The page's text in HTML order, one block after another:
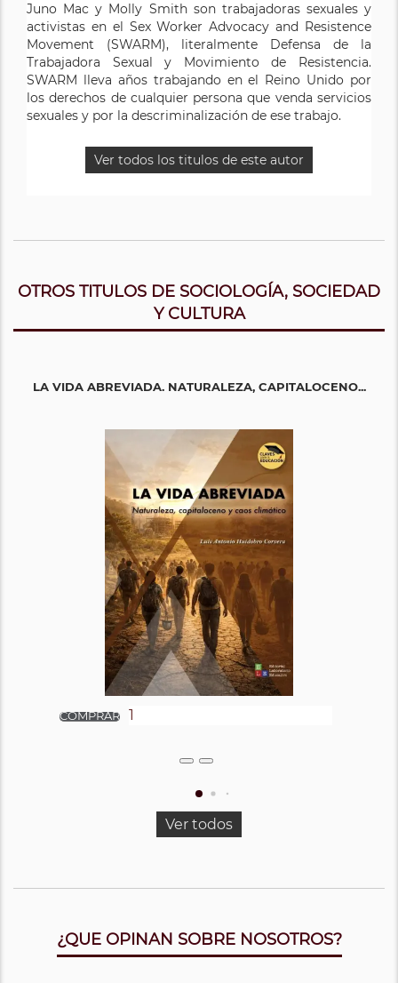
Juno Mac y Molly Smith son trabajadoras sexuales y
activistas en el Sex Worker Advocacy and Resistence
Movement (SWARM), literalmente Defensa de la
Trabajadora Sexual y Movimiento de Resistencia.
SWARM lleva años trabajando en el Reino Unido por
los derechos de cualquier persona que venda servicios
sexuales y por la descriminalización de ese trabajo.
Ver todos los titulos de este autor
OTROS TITULOS DE SOCIOLOGÍA, SOCIEDAD
Y CULTURA
LA VIDA ABREVIADA. NATURALEZA, CAPITALOCENO...
Ver todos
¿QUE OPINAN SOBRE NOSOTROS?